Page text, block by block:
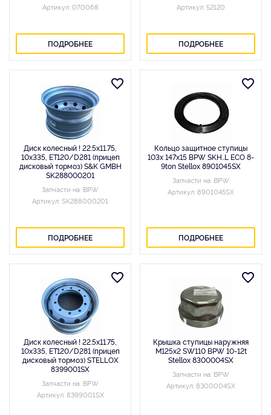
Артикул: 070068
ПОДРОБНЕЕ
Артикул: 52120
ПОДРОБНЕЕ
Диск колесный ! 22.5x11.75,
10x335, ET120/D281 (прицеп
дисковый тормоз) S&K GMBH
SK288000201
Запчасти на: BPW
Артикул: SK288000201
ПОДРОБНЕЕ
Кольцо защитное ступицы
103x 147x15 BPW SKH..L ECO 8-
9ton Stellox 8901045SX
Запчасти на: BPW
Артикул: 8901045SX
ПОДРОБНЕЕ
Диск колесный ! 22.5x11.75,
10x335, ET120/D281 (прицеп
дисковый тормоз) STELLOX
8399001SX
Запчасти на: BPW
Артикул: 8399001SX
Крышка ступицы наружняя
M125x2 SW110 BPW 10-12t
Stellox 8300004SX
Запчасти на: BPW
Артикул: 8300004SX